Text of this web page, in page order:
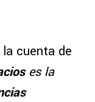
cuenta de
es la